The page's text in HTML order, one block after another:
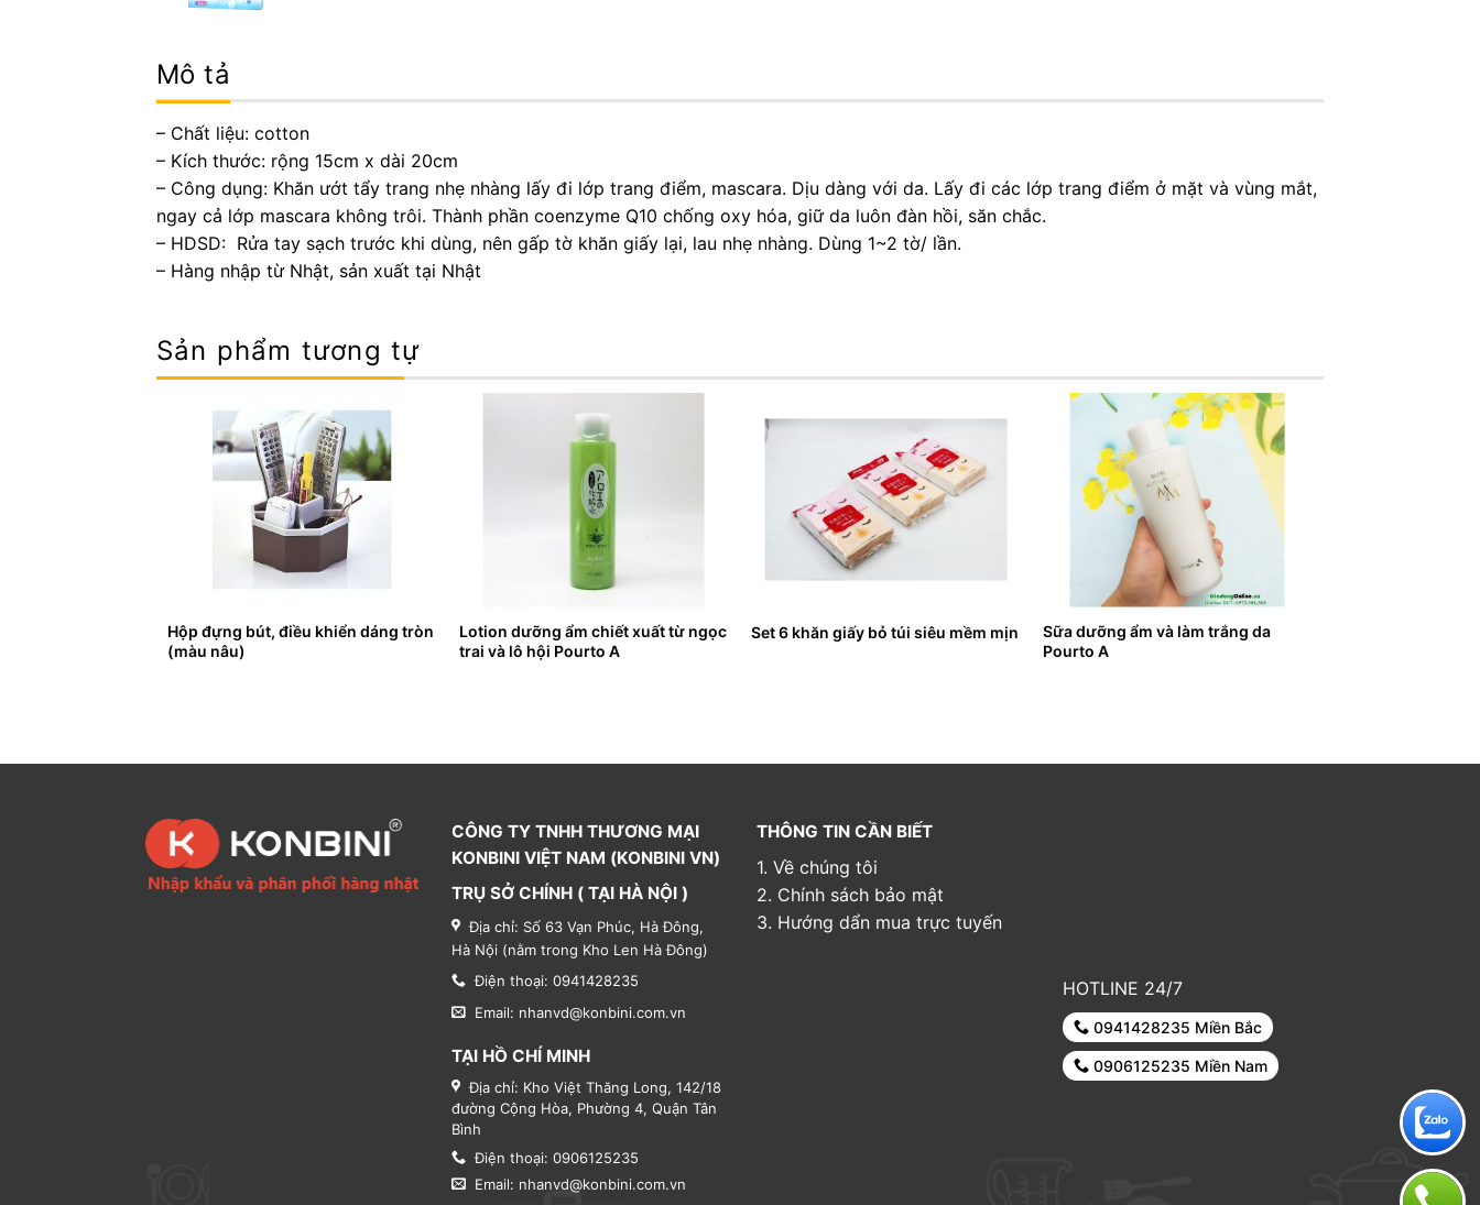
Mô tả
– Chất liệu: cotton
– Kích thước: rộng 15cm x dài 20cm
– Công dụng: Khăn ướt tẩy trang nhẹ nhàng lấy đi lớp trang điểm, mascara. Dịu dàng với da. Lấy đi các lớp trang điểm ở mặt và vùng mắt,
ngay cả lớp mascara không trôi. Thành phần coenzyme Q10 chống oxy hóa, giữ da luôn đàn hồi, săn chắc.
– HDSD: Rửa tay sạch trước khi dùng, nên gấp tờ khăn giấy lại, lau nhẹ nhàng. Dùng 1~2 tờ/ lần.
– Hàng nhập từ Nhật, sản xuất tại Nhật
Sản phẩm tương tự
Hộp đựng bút, điều khiển dáng tròn
(màu nâu)
Lotion dưỡng ẩm chiết xuất từ ngọc
trai và lô hội Pourto A
Set 6 khăn giấy bỏ túi siêu mềm mịn
Sữa dưỡng ẩm và làm trắng da
Pourto A
CÔNG TY TNHH THƯƠNG MẠI
KONBINI VIỆT NAM (KONBINI VN)
TRỤ SỞ CHÍNH ( TẠI HÀ NỘI )
Địa chỉ: Số 63 Vạn Phúc, Hà Đông,
Hà Nội (nằm trong Kho Len Hà Đông)
Điện thoại: 0941428235
Email: nhanvd@konbini.com.vn
TẠI HỒ CHÍ MINH
Địa chỉ: Kho Việt Thăng Long, 142/18
đường Cộng Hòa, Phường 4, Quận Tân
Bình
Điện thoại: 0906125235
Email: nhanvd@konbini.com.vn
THÔNG TIN CẦN BIẾT
1. Về chúng tôi
2. Chính sách bảo mật
3. Hướng dẩn mua trực tuyến
HOTLINE 24/7
0941428235 Miền Bắc
0906125235 Miền Nam